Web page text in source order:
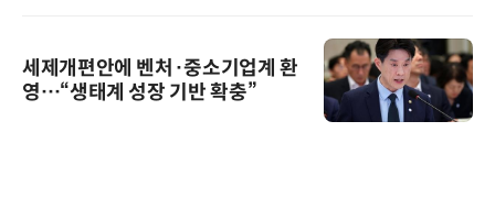
세제개편안에 벤처·중소기업계 환
영…“생태계 성장 기반 확충”